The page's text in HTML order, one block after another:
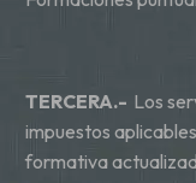
TERCERA.- Los
impuestos
formativa